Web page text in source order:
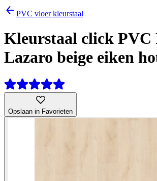
PVC vloer kleurstaal
Kleurstaal click PVC
Lazaro beige eiken
Opslaan in Favorieten